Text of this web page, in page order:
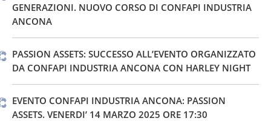
GENERAZIONI. NUOVO CORSO DI CONFAPI INDUSTRIA
ANCONA
PASSION ASSETS: SUCCESSO ALL’EVENTO ORGANIZZATO
DA CONFAPI INDUSTRIA ANCONA CON HARLEY NIGHT
EVENTO CONFAPI INDUSTRIA ANCONA: PASSION
ASSETS. VENERDI’ 14 MARZO 2025 ORE 17:30